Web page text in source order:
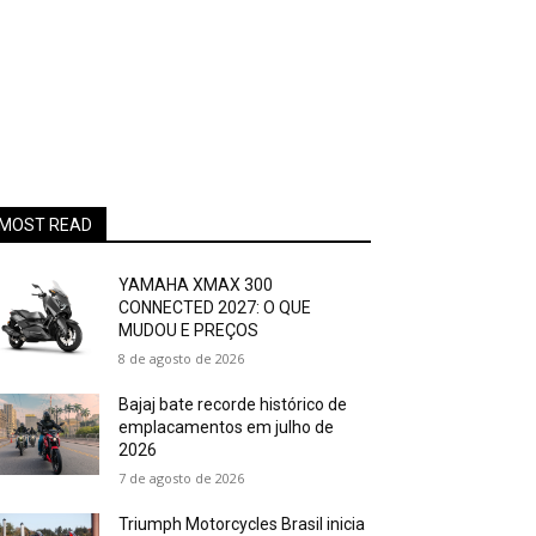
READ
YAMAHA XMAX 300
CONNECTED 2027: O QUE
MUDOU E PREÇOS
8 de agosto de 2026
Bajaj bate recorde histórico de
emplacamentos em julho de
2026
7 de agosto de 2026
Triumph Motorcycles Brasil inicia